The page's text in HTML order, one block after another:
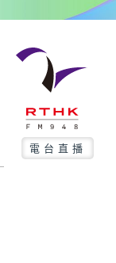
電台直播